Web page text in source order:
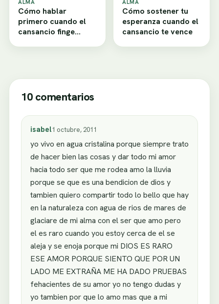
ALMA
Cómo hablar
primero cuando el
cansancio finge
ALMA
Cómo sostener tu
esperanza cuando el
cansancio te vence
10 comentarios
isabel1 octubre, 2011
yo vivo en agua cristalina porque siempre trato
de hacer bien las cosas y dar todo mi amor
hacia todo ser que me rodea amo la lluvia
porque se que es una bendicion de dios y
tambien quiero compartir todo lo bello que hay
en la naturaleza con agua de rios de mares de
glaciare de mi alma con el ser que amo pero
el es raro cuando you estoy cerca de el se
aleja y se enoja porque mi DIOS ES RARO
ESE AMOR PORQUE SIENTO QUE POR UN
LADO ME EXTRAÑA ME HA DADO PRUEBAS
fehacientes de su amor yo no tengo dudas y
yo tambien por que lo amo mas que a mi